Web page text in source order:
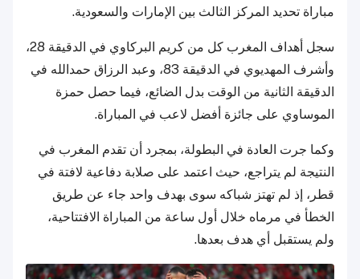
مباراة تحديد المركز الثالث بين الإمارات والسعودية.
سجل أهداف المغرب كل من كريم البركاوي في الدقيقة 28،
وأشرف المهديوي في الدقيقة 83، وعبد الرزاق حمدالله في
الدقيقة الثانية من الوقت بدل الضائع، فيما حصل حمزة
الموساوي على جائزة أفضل لاعب في المباراة.
وكما جرت العادة في البطولة، بمجرد أن تقدم المغرب في
النتيجة لم يتراجع، حيث اعتمد على صلابة دفاعية لافتة في
قطر، إذ لم تهتز شباكه سوى بهدف واحد جاء عن طريق
الخطأ في مرماه خلال أول ساعة من المباراة الافتتاحية،
ولم يستقبل أي هدف بعدها.